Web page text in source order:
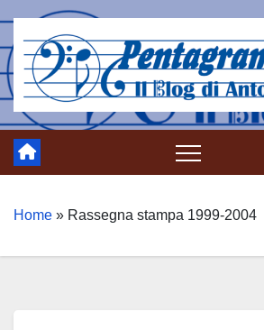
contenuto
Home » Rassegna stampa 1999-2004